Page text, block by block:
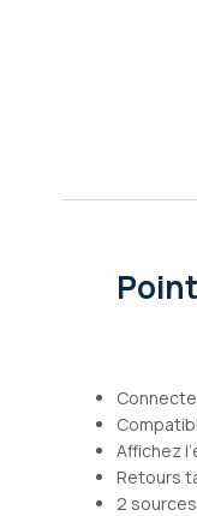
Affichez
Retours
2